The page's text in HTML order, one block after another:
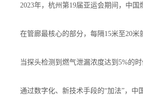
2023年，杭州第19届亚运会期间，中
在管廊最核心的部分，每隔15米至20
当探头检测到燃气泄漏浓度达到5%的
通过数字化、新技术手段的“加法”，中